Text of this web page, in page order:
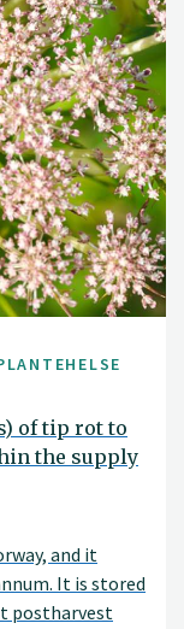
of tip rot to
the supply
and it
It is stored
postharvest